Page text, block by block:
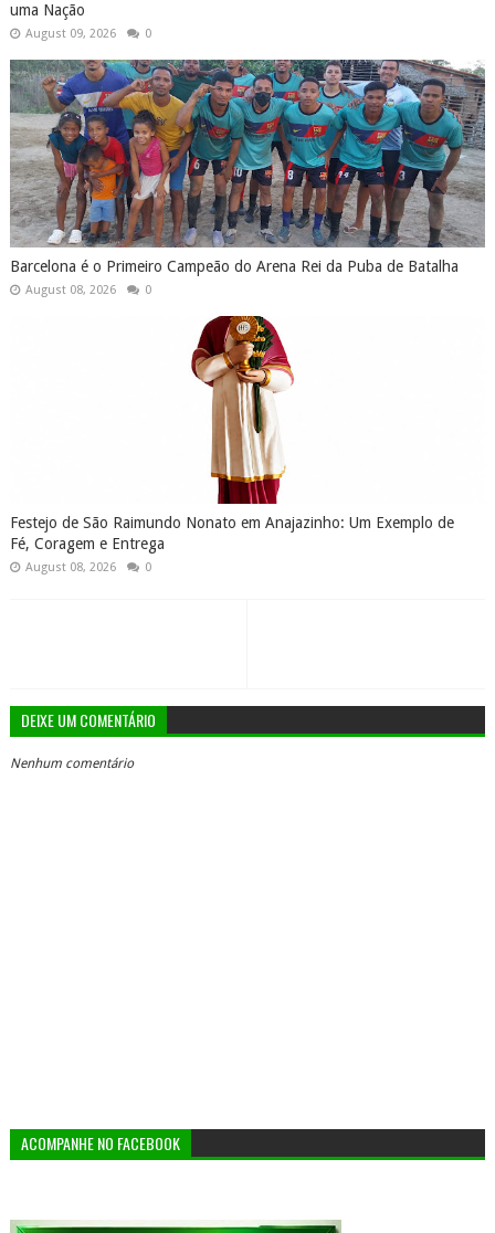
uma Nação
August 09, 2026 0
Barcelona é o Primeiro Campeão do Arena Rei da Puba de Batalha
August 08, 2026 0
Festejo de São Raimundo Nonato em Anajazinho: Um Exemplo de
Fé, Coragem e Entrega
August 08, 2026 0
DEIXE UM COMENTÁRIO
Nenhum comentário
ACOMPANHE NO FACEBOOK